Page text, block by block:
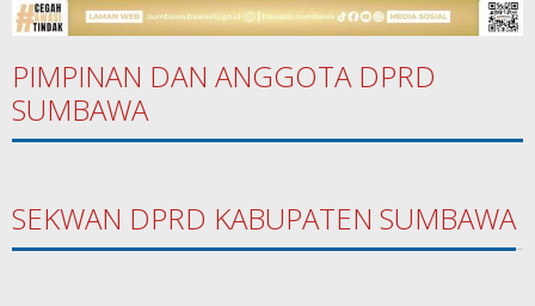
PIMPINAN DAN ANGGOTA DPRD
SUMBAWA
SEKWAN DPRD KABUPATEN SUMBAWA